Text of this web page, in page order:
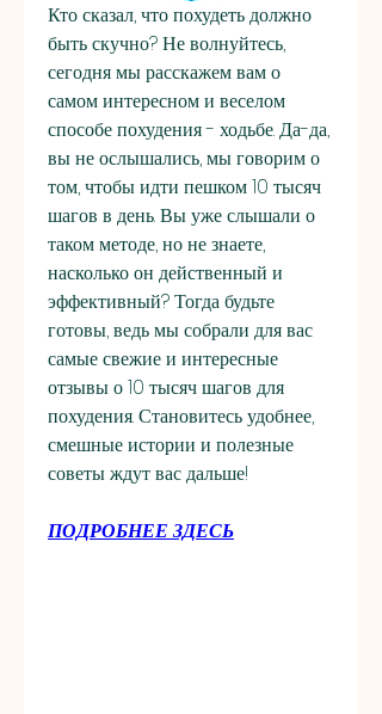
Кто сказал, что похудеть должно
быть скучно? Не волнуйтесь,
сегодня мы расскажем вам о
самом интересном и веселом
способе похудения - ходьбе. Да-да,
вы не ослышались, мы говорим о
том, чтобы идти пешком 10 тысяч
шагов в день. Вы уже слышали о
таком методе, но не знаете,
насколько он действенный и
эффективный? Тогда будьте
готовы, ведь мы собрали для вас
самые свежие и интересные
отзывы о 10 тысяч шагов для
похудения. Становитесь удобнее,
смешные истории и полезные
советы ждут вас дальше!
ПОДРОБНЕЕ ЗДЕСЬ